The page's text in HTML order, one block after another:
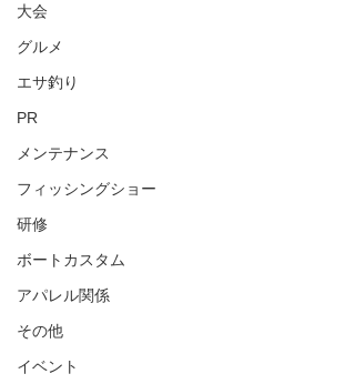
大会
グルメ
エサ釣り
PR
メンテナンス
フィッシングショー
研修
ボートカスタム
アパレル関係
その他
イベント